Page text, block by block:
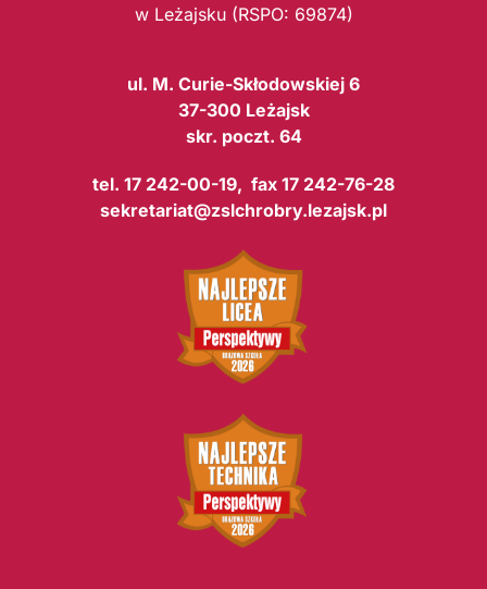
w Leżajsku (RSPO: 69874)
ul. M. Curie-Skłodowskiej 6
37-300 Leżajsk
skr. poczt. 64
tel. 17 242-00-19, fax 17 242-76-28
sekretariat@zslchrobry.lezajsk.pl